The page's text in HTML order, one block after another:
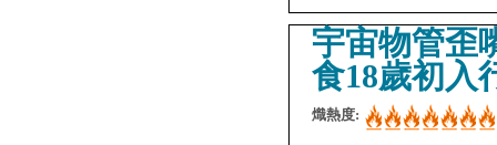
宇宙物管歪
食18歲初入
熾熱度: